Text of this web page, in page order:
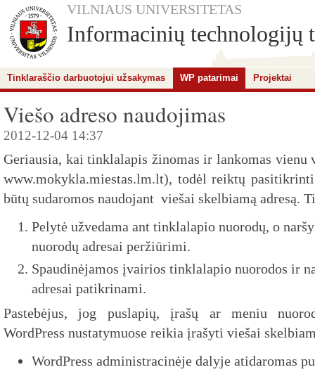
VILNIAUS UNIVERSITETAS
Informacinių technologijų
Tinklaraščio darbuotojui užsakymas WP patarimai Projektai
Viešo adreso naudojimas
2012-12-04 14:37
Geriausia, kai tinklalapis žinomas ir lankomas vienu
www.mokykla.miestas.lm.lt), todėl reiktų
būtų sudaromos naudojant viešai skelbiamą adresą.
Pelytė užvedama ant tinklalapio nuorodų, o
nuorodų adresai peržiūrimi.
Spaudinėjamos įvairios tinklalapio nuorodos ir
adresai patikrinami.
Pastebėjus, jog puslapių, įrašų ar meniu
WordPress nustatymuose reikia įrašyti viešai
WordPress administracinėje dalyje atidaromas